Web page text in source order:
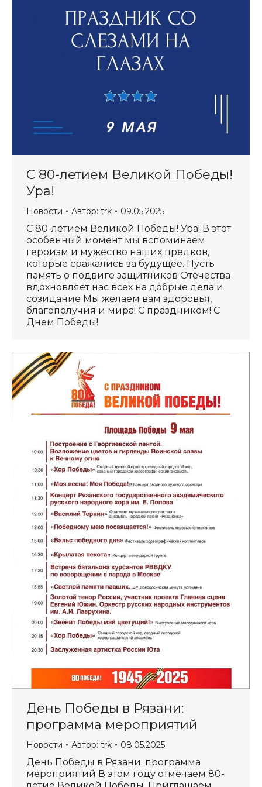
С 80-летием Великой Победы!
Ура!
Новости Автор: trk 09.05.2025
С 80-летием Великой Победы! Ура! В этот
особенный момент мы вспоминаем
героизм и мужество наших предков,
которые сражались за будущее. Пусть
память о подвиге защитников Отечества
вдохновляет нас всех на добрые дела и
созидание Мы желаем вам здоровья,
благополучия и мира! С праздником! С
Днем Победы!
День Победы в Рязани:
программа мероприятий
Новости Автор: trk 08.05.2025
День Победы в Рязани: программа
мероприятий В этом году отмечаем 80-